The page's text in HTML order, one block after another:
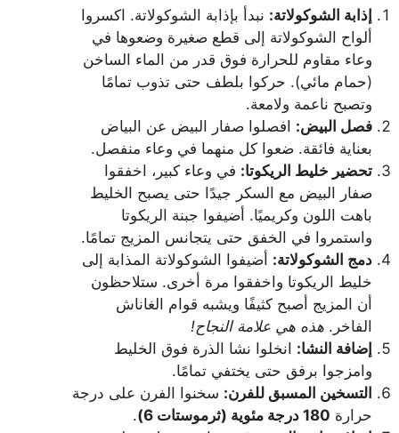
إذابة الشوكولاتة: نبدأ بإذابة الشوكولاتة. اكسروا
ألواح الشوكولاتة إلى قطع صغيرة وضعوها في
وعاء مقاوم للحرارة فوق قدر من الماء الساخن
(حمام مائي). حركوا بلطف حتى تذوب تمامًا
وتصبح ناعمة ولامعة.
فصل البيض: افصلوا صفار البيض عن البياض
بعناية فائقة. ضعوا كل منهما في وعاء منفصل.
تحضير خليط الريكوتا: في وعاء كبير، اخفقوا
صفار البيض مع السكر جيدًا حتى يصبح الخليط
باهت اللون وكريميًا. أضيفوا جبنة الريكوتا
واستمروا في الخفق حتى يتجانس المزيج تمامًا.
دمج الشوكولاتة: أضيفوا الشوكولاتة المذابة إلى
خليط الريكوتا واخفقوا مرة أخرى. ستلاحظون
أن المزيج أصبح كثيفًا ويشبه قوام الغاناش
الفاخر. هذه هي علامة النجاح!
إضافة النشا: انخلوا نشا الذرة فوق الخليط
وامزجوا برفق حتى يختفي تمامًا.
التسخين المسبق للفرن: سخنوا الفرن على درجة
حرارة 180 درجة مئوية (ثرموستات 6)
.